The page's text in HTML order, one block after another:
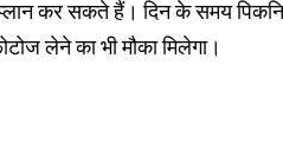
कर सकते हैं। दिन के समय
लेने का भी मौका मिलेगा।